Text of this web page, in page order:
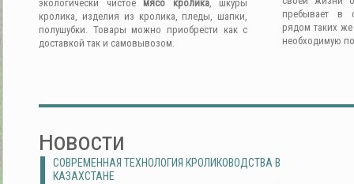
экологически чистое мясо кролика, шкуры
кролика, изделия из кролика, пледы, шапки,
полушубки. Товары можно приобрести как с
доставкой так и самовывозом.
пребывает в
рядом таких
необходимую
Новости
СОВРЕМЕННАЯ ТЕХНОЛОГИЯ КРОЛИКОВОДСТВА В
КАЗАХСТАНЕ